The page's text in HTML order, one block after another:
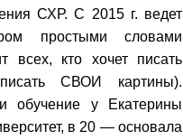
СХР. С 2015 г. ведет
простыми словами
всех, кто хочет писать
СВОИ картины).
обучение у Екатерины
в 20 — основала